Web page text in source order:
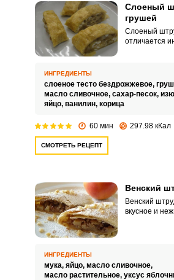
Слоеный
грушей
Слоеный
отличается
или
ИНГРЕДИЕНТЫ
слоеное тесто бездрожжевое,
масло сливочное, сахар-песок,
яйцо, ванилин, корица
60 мин 297.98 кКал
СМОТРЕТЬ РЕЦЕПТ
Венский
Венский
вкусное и
ИНГРЕДИЕНТЫ
мука, яйцо, масло сливочное,
масло растительное, уксус